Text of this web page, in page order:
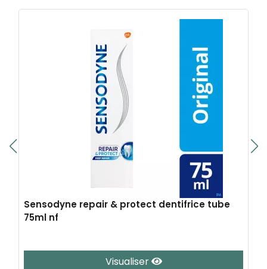
Sensodyne repair & protect dentifrice tube
75ml nf
Visualiser